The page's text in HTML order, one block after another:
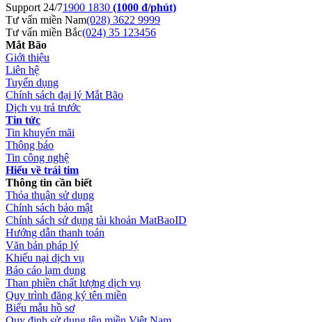
Support 24/71900 1830 (1000 đ/phút)
Tư vấn miền Nam(028) 3622 9999
Tư vấn miền Bắc(024) 35 123456
Mắt Bão
Giới thiệu
Liên hệ
Tuyển dụng
Chính sách đại lý Mắt Bão
Dịch vụ trả trước
Tin tức
Tin khuyến mãi
Thông báo
Tin công nghệ
Hiểu về trái tim
Thông tin cần biết
Thỏa thuận sử dụng
Chính sách bảo mật
Chính sách sử dụng tài khoản MatBaoID
Hướng dẫn thanh toán
Văn bản pháp lý
Khiếu nại dịch vụ
Báo cáo lạm dụng
Than phiền chất lượng dịch vụ
Quy trình đăng ký tên miền
Biểu mẫu hồ sơ